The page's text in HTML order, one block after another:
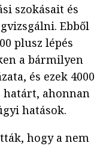
szokásait és
Ebből
plusz lépés
a bármilyen
és ezek 4000
ahonnan
hatások.
hogy a nem